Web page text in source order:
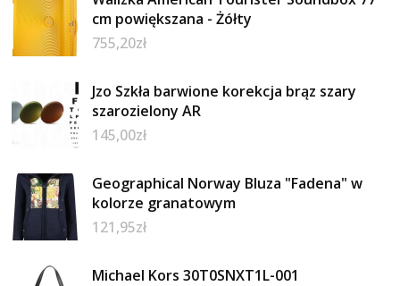
cm powiększana - Żółty
755,20zł
Jzo Szkła barwione korekcja brąz szary
szarozielony AR
145,00zł
Geographical Norway Bluza "Fadena" w
kolorze granatowym
121,95zł
Michael Kors 30T0SNXT1L-001